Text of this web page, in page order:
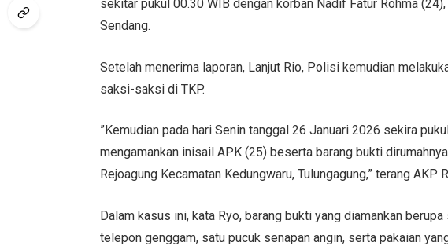
sekitar pukul 00.30 WIB dengan korban Nadif Fatur Rohma
Sendang.
Setelah menerima laporan, Lanjut Rio, Polisi kemudian
saksi-saksi di TKP.
”Kemudian pada hari Senin tanggal 26 Januari 2026 sekira
mengamankan inisail APK (25) beserta barang bukti
Rejoagung Kecamatan Kedungwaru, Tulungagung,” terang AKP
Dalam kasus ini, kata Ryo, barang bukti yang diamankan
telepon genggam, satu pucuk senapan angin, serta pakaian